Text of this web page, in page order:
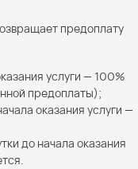
предоплату
услуги — 100%
предоплаты);
оказания услуги —
до начала оказания